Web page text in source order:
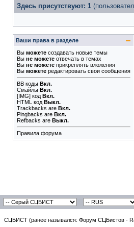
Здесь присутствуют: 1
Ваши права в разделе
Вы можете создавать новые темы
Вы не можете отвечать в темах
Вы не можете прикреплять вложения
Вы можете редактировать свои сообщения
BB коды Вкл.
Смайлы Вкл.
[IMG] код Вкл.
HTML код Выкл.
Trackbacks are Вкл.
Pingbacks are Вкл.
Refbacks are Выкл.
Правила форума
СЦБИСТ (ранее назывался: Форум СЦБистов -